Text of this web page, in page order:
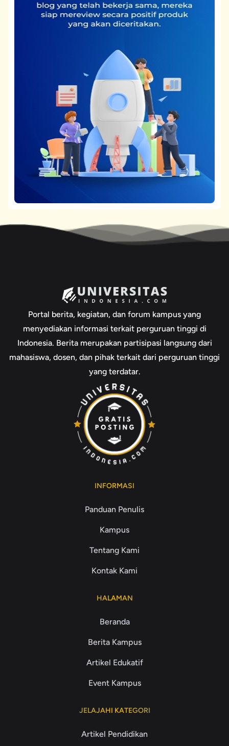
Portal berita, kegiatan, dan forum kampus yang
menyediakan informasi terkait perguruan tinggi di
Indonesia. Berita merupakan partisipasi langsung dari
mahasiswa, dosen, dan pihak terkait dari perguruan tinggi
yang terdatar.
INFORMASI
Panduan Penulis
Kampus
Tentang Kami
Kontak Kami
HALAMAN
Beranda
Berita Kampus
Artikel Edukatif
Event Kampus
JELAJAHI KATEGORI
Artikel Pendidikan